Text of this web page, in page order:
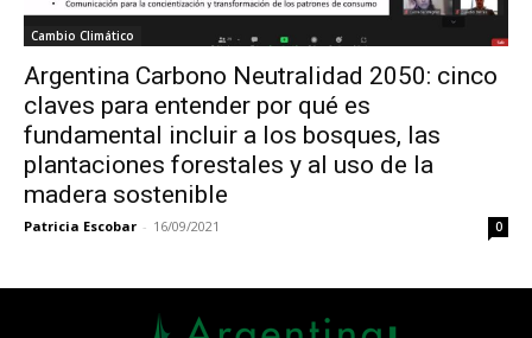
Cambio Climático
Argentina Carbono Neutralidad 2050: cinco
claves para entender por qué es
fundamental incluir a los bosques, las
plantaciones forestales y al uso de la
madera sostenible
Patricia Escobar - 16/09/2021 0